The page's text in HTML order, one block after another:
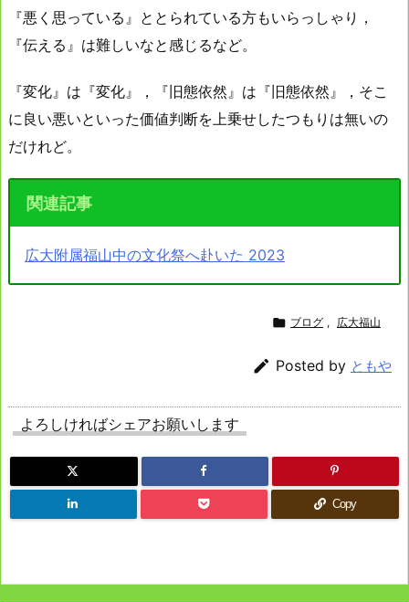
『悪く思っている』ととられている方もいらっしゃり，
『伝える』は難しいなと感じるなど。
『変化』は『変化』，『旧態依然』は『旧態依然』，そこ
に良い悪いといった価値判断を上乗せしたつもりは無いの
だけれど。
関連記事
広大附属福山中の文化祭へ赴いた 2023
 ブログ , 広大福山
 Posted by ともや
よろしければシェアお願いします
Copy